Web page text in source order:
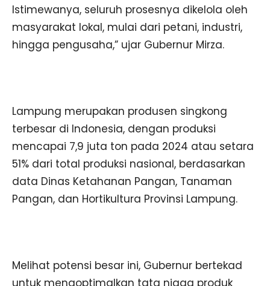
Istimewanya, seluruh prosesnya dikelola oleh
masyarakat lokal, mulai dari petani, industri,
hingga pengusaha,” ujar Gubernur Mirza.
Lampung merupakan produsen singkong
terbesar di Indonesia, dengan produksi
mencapai 7,9 juta ton pada 2024 atau setara
51% dari total produksi nasional, berdasarkan
data Dinas Ketahanan Pangan, Tanaman
Pangan, dan Hortikultura Provinsi Lampung.
Melihat potensi besar ini, Gubernur bertekad
untuk mengoptimalkan tata niaga produk